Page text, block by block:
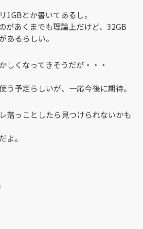
1GBとか書いてあるし。
があくまでも理論上だけど、32GB
あるらしい。
しくなってきそうだが・・・
う予定らしいが、一応今後に期待。
落っことしたら見つけられないかも
よ。